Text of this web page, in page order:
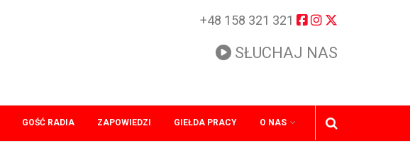
+48 158 321 321
SŁUCHAJ NAS
GOŚĆ RADIA ZAPOWIEDZI GIEŁDA PRACY O NAS